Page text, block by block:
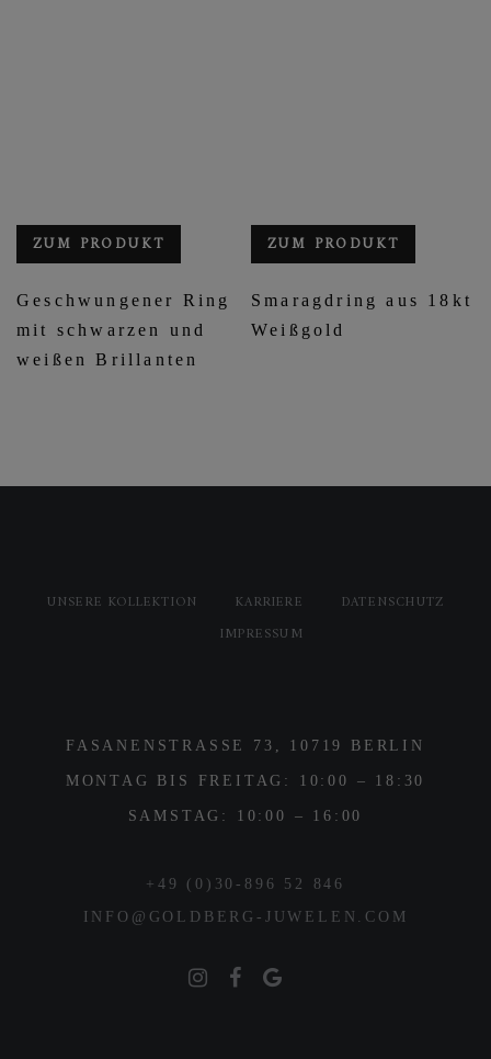
ZUM PRODUKT
Geschwungener Ring
mit schwarzen und
weißen Brillanten
ZUM PRODUKT
Smaragdring aus 18kt
Weißgold
UNSERE KOLLEKTION KARRIERE
DATENSCHUTZ
IMPRESSUM
FASANENSTRASSE 73, 10719 BERLIN
MONTAG BIS FREITAG: 10:00 – 18:30
SAMSTAG: 10:00 – 16:00
+49 (0)30-896 52 846
INFO@GOLDBERG-JUWELEN.COM